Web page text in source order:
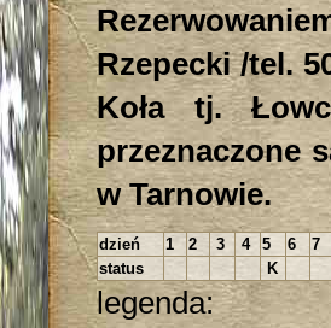
Rzepecki /tel.
Koła tj.
przeznaczone
w Tarnowie.
dzień 1 2 3 4 5 6 7
status
K
legenda: